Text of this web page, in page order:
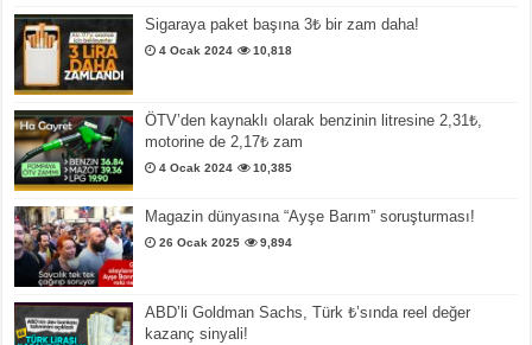
Sigaraya paket başına 3₺ bir zam daha!
4 Ocak 2024 10,818
ÖTV’den kaynaklı olarak benzinin litresine 2,31₺,
motorine de 2,17₺ zam
4 Ocak 2024 10,385
Magazin dünyasına “Ayşe Barım” soruşturması!
26 Ocak 2025 9,894
ABD’li Goldman Sachs, Türk ₺’sında reel değer
kazanç sinyali!